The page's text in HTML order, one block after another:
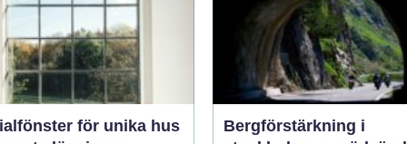
för unika hus
Bergförstärkning i